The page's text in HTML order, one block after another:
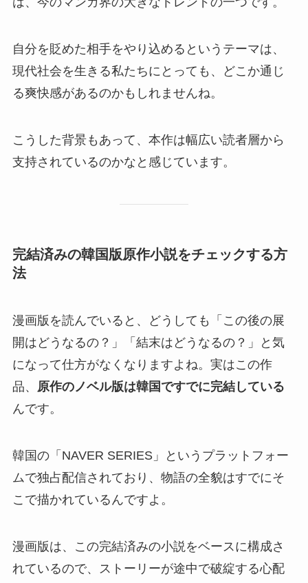
自分を貶めた相手をやり込めるというテーマは、
現代社会を生きる私たちにとっても、どこか通じ
る爽快感があるのかもしれませんね。
こうした背景もあって、本作は幅広い読者層から
支持されているのかなと感じています。
完結済みの韓国版原作小説をチェックする方
法
漫画版を読んでいると、どうしても「この後の展
開はどうなるの？」「結末はどうなるの？」と気
になって仕方がなくなりますよね。実はこの作
品、 原作のノベル版は韓国ですでに完結している
んです。
韓国の「NAVER SERIES」というプラットフォー
ムで独占配信されており、物語の全貌はすでにそ
こで描かれているんですよ。
漫画版は、この完結済みの小説をベースに構成さ
れているので、ストーリーが途中で破綻する心配